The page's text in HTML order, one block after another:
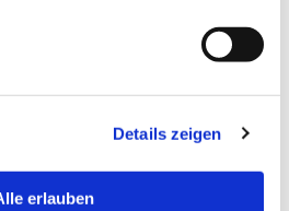
Details zeigen
erlauben